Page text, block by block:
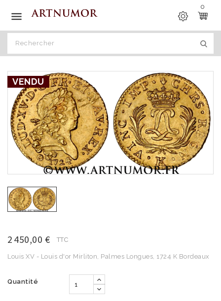

0
VENDU
2 450,00 € TTC
Louis XV - Louis d'or Mirliton, Palmes Longues, 1724 K Bordeaux
Quantité